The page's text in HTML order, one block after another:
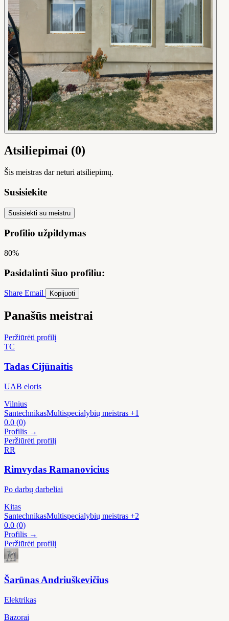
Atsiliepimai (0)
Šis meistras dar neturi atsiliepimų.
Susisiekite
Susisiekti su meistru
Profilio užpildymas
80%
Pasidalinti šiuo profiliu:
Share Email Kopijuoti
Panašūs meistrai
Peržiūrėti profilį
TC
Tadas Cijūnaitis
UAB eloris
Vilnius
SantechnikasMultispecialybių meistras +1
0.0 (0)
Profilis →
Peržiūrėti profilį
RR
Rimvydas Ramanovicius
Po darbų darbeliai
Kitas
SantechnikasMultispecialybių meistras +2
0.0 (0)
Profilis →
Peržiūrėti profilį
Šarūnas Andriuškevičius
Elektrikas
Bazorai